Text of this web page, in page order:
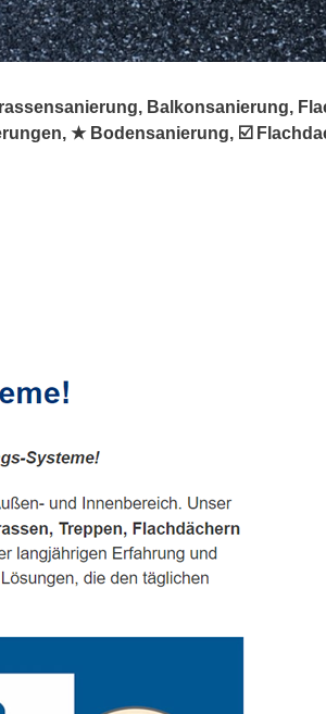
Balkonsanierung,
★ Bodensanierung, ☑️